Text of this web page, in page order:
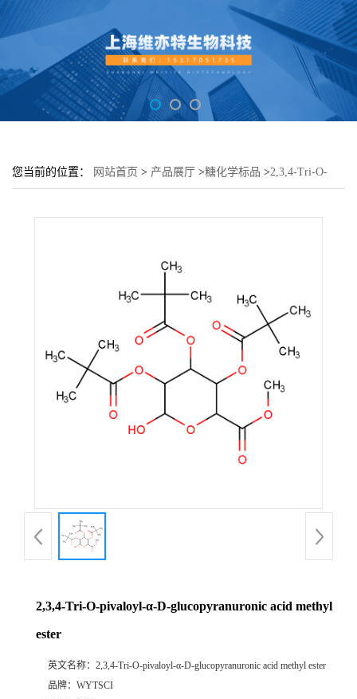
您当前的位置： 网站首页 > 产品展厅 >糖化学标品 >2,3,4-Tri-O-
2,3,4-Tri-O-pivaloyl-α-D-glucopyranuronic acid methyl
ester
英文名称： 2,3,4-Tri-O-pivaloyl-α-D-glucopyranuronic acid methyl ester
品牌： WYTSCI